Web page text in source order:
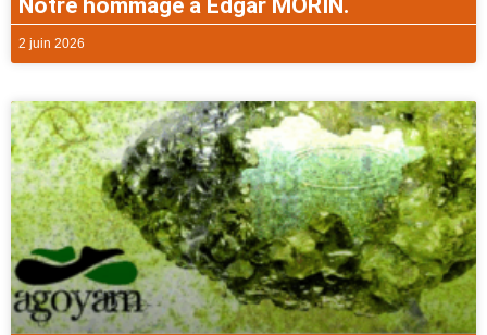
Notre hommage à Edgar MORIN.
2 juin 2026